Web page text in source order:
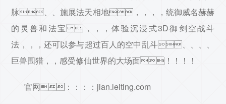
脉、、施展法天相地，，，，统御威名赫赫
的灵兽和法宝，，，体验沉浸式3D御剑空战斗
法，，，还可以参与超过百人的空中乱斗、、、、
巨兽围猎，，感受修仙世界的大场面！！！！
官网：：：：jian.leiting.com